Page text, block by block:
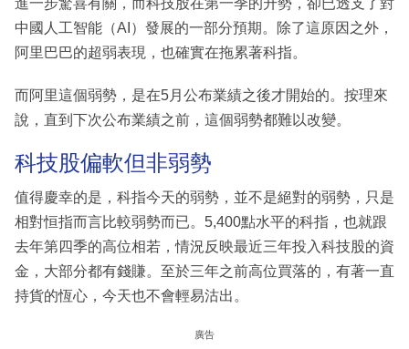
進一步驚喜有關，而科技股在第一季的升勢，卻已透支了對
中國人工智能（AI）發展的一部分預期。除了這原因之外，
阿里巴巴的超弱表現，也確實在拖累著科指。
而阿里這個弱勢，是在5月公布業績之後才開始的。按理來
說，直到下次公布業績之前，這個弱勢都難以改變。
科技股偏軟但非弱勢
值得慶幸的是，科指今天的弱勢，並不是絕對的弱勢，只是
相對恒指而言比較弱勢而已。5,400點水平的科指，也就跟
去年第四季的高位相若，情況反映最近三年投入科技股的資
金，大部分都有錢賺。至於三年之前高位買落的，有著一直
持貨的恆心，今天也不會輕易沽出。
廣告